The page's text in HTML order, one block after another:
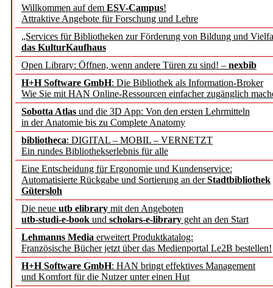
Willkommen auf dem ESV-Campus!
Attraktive Angebote für Forschung und Lehre
„Services für Bibliotheken zur Förderung von Bildung und
das KulturKaufhaus
Open Library: Öffnen, wenn andere Türen zu sind! – nexbib
H+H Software GmbH: Die Bibliothek als Information-Broker
Wie Sie mit HAN Online-Ressourcen einfacher zugänglich
Sobotta Atlas und die 3D App: Von den ersten Lehrmitteln
in der Anatomie bis zu Complete Anatomy
bibliotheca: DIGITAL – MOBIL – VERNETZT
Ein rundes Bibliothekserlebnis für alle
Eine Entscheidung für Ergonomie und Kundenservice:
Automatisierte Rückgabe und Sortierung an derStadtbibliothek
Gütersloh
Die neue utb elibrary mit den Angeboten
utb-studi-e-book und scholars-e-library geht an den Start
Lehmanns Media erweitert Produktkatalog:
Französische Bücher jetzt über das Medienportal Le2B bestellen!
H+H Software GmbH: HAN bringt effektives Management
und Komfort für die Nutzer unter einen Hut
konstruktiv!
Mohr Siebeck
und die Zeitschrift für
Francke Attempto
EBSCO Information
Recherchefunktionen in
Sorbisches Institut neu
Geschichte und
Künstliche Intelligenz
besser zu verstehen